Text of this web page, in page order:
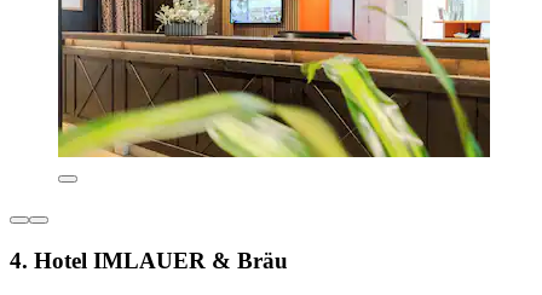
4. Hotel IMLAUER & Bräu